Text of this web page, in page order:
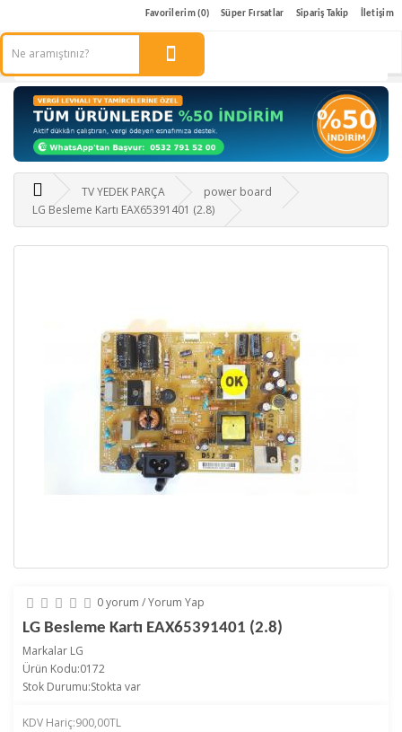
Favorilerim (0) Süper Fırsatlar Sipariş Takip İletişim
TV YEDEK PARÇA
power board
LG Besleme Kartı EAX65391401 (2.8)
0 yorum /Yorum Yap
LG Besleme Kartı EAX65391401 (2.8)
Markalar LG
Ürün Kodu:0172
Stok Durumu:Stokta var
KDV Hariç:900,00TL